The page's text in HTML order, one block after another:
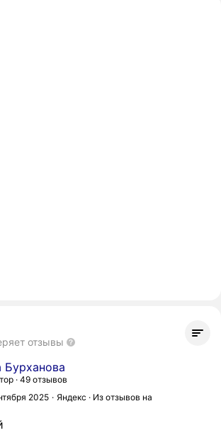
отзывы
Бурханова
49 отзывов
2025
Яндекс · Из отзывов на